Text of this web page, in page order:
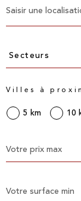
Secteurs
Villes à
5 km 10
max
min